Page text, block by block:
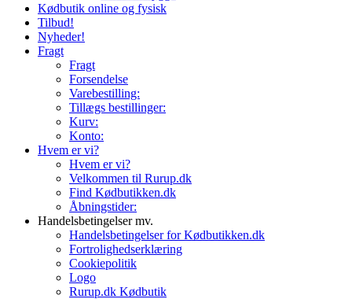
Kødbutik online og fysisk
Tilbud!
Nyheder!
Fragt
Fragt
Forsendelse
Varebestilling:
Tillægs bestillinger:
Kurv:
Konto:
Hvem er vi?
Hvem er vi?
Velkommen til Rurup.dk
Find Kødbutikken.dk
Åbningstider:
Handelsbetingelser mv.
Handelsbetingelser for Kødbutikken.dk
Fortrolighedserklæring
Cookiepolitik
Logo
Rurup.dk Kødbutik